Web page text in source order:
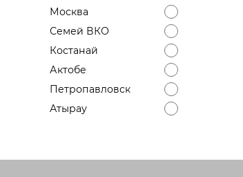
Москва
Семей ВКО
Костанай
Актобе
Петропавловск
Атырау